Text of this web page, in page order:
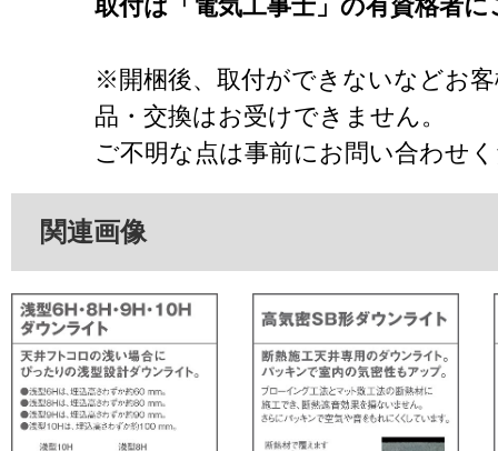
取付は「電気工事士」の有資格者
※開梱後、取付ができないなどお
品・交換はお受けできません。
ご不明な点は事前にお問い合わせ
関連画像